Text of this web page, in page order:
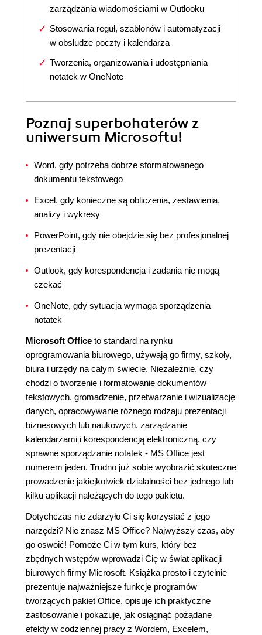
zarządzania wiadomościami w Outlooku
Stosowania reguł, szablonów i automatyzacji
w obsłudze poczty i kalendarza
Tworzenia, organizowania i udostępniania
notatek w OneNote
Poznaj superbohaterów z
uniwersum Microsoftu!
Word, gdy potrzeba dobrze sformatowanego
dokumentu tekstowego
Excel, gdy konieczne są obliczenia, zestawienia,
analizy i wykresy
PowerPoint, gdy nie obejdzie się bez profesjonalnej
prezentacji
Outlook, gdy korespondencja i zadania nie mogą
czekać
OneNote, gdy sytuacja wymaga sporządzenia
notatek
Microsoft Office to standard na rynku
oprogramowania biurowego, używają go firmy, szkoły,
biura i urzędy na całym świecie. Niezależnie, czy
chodzi o tworzenie i formatowanie dokumentów
tekstowych, gromadzenie, przetwarzanie i wizualizację
danych, opracowywanie różnego rodzaju prezentacji
biznesowych lub naukowych, zarządzanie
kalendarzami i korespondencją elektroniczną, czy
sprawne sporządzanie notatek - MS Office jest
numerem jeden. Trudno już sobie wyobrazić skuteczne
prowadzenie jakiejkolwiek działalności bez jednego lub
kilku aplikacji należących do tego pakietu.
Dotychczas nie zdarzyło Ci się korzystać z jego
narzędzi? Nie znasz MS Office? Najwyższy czas, aby
go oswoić! Pomoże Ci w tym kurs, który bez
zbędnych wstępów wprowadzi Cię w świat aplikacji
biurowych firmy Microsoft. Książka prosto i czytelnie
prezentuje najważniejsze funkcje programów
tworzących pakiet Office, opisuje ich praktyczne
zastosowanie i pokazuje, jak osiągnąć pożądane
efekty w codziennej pracy z Wordem, Excelem,